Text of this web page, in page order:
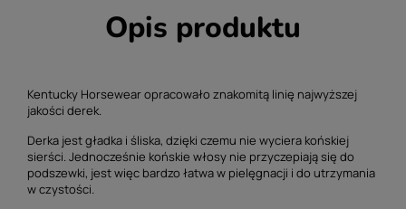
Opis produktu
Kentucky Horsewear opracowało znakomitą linię najwyższej
jakości derek.
Derka jest gładka i śliska, dzięki czemu nie wyciera końskiej
sierści. Jednocześnie końskie włosy nie przyczepiają się do
podszewki, jest więc bardzo łatwa w pielęgnacji i do utrzymania
w czystości.